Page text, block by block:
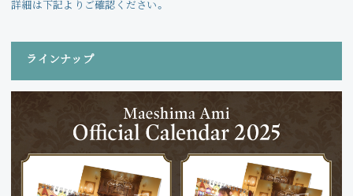
Photo
Movie
Wallpaper
Voice
詳細は下記よりご確認ください。
ラインナップ